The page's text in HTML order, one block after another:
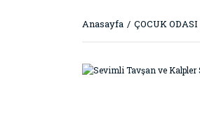
Anasayfa ÇOCUK ODASI